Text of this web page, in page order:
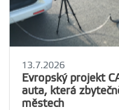
13.7.2026
Evropský projekt
auta, která
městech